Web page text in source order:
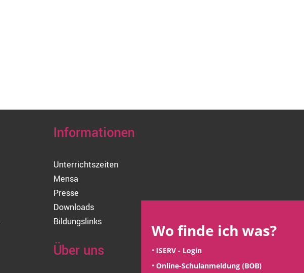
Informationen
Unterrichtszeiten
Mensa
Presse
Downloads
Bildungslinks
Über uns
Wo finde ich was?
ISERV - Login
Online-Schulanmeldung (BOB)